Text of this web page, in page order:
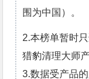
围为中国）。
2.本榜单暂时
猎豹清理大师
3.数据受产品